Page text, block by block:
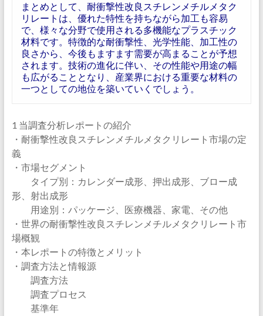
まとめとして、耐衝撃性改良スチレンメチルメタク
リレートは、優れた特性を持ちながら加工も容易
で、様々な分野で使用される多機能なプラスチック
材料です。特徴的な耐衝撃性、光学性能、加工性の
良さから、今後もますます需要が高まることが予想
されます。技術の進化に伴い、その性能や用途の幅
も広がることとなり、産業界における重要な材料の
一つとしての地位を築いていくでしょう。
1 当調査分析レポートの紹介
・耐衝撃性改良スチレンメチルメタクリレート市場の定
義
・市場セグメント
タイプ別：カレンダー成形、押出成形、ブロー成
形、射出成形
用途別：パッケージ、医療機器、家電、その他
・世界の耐衝撃性改良スチレンメチルメタクリレート市
場概観
・本レポートの特徴とメリット
・調査方法と情報源
調査方法
調査プロセス
基準年